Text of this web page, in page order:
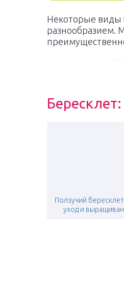
Некоторые виды
разнообразием.
Ползучий
уход и